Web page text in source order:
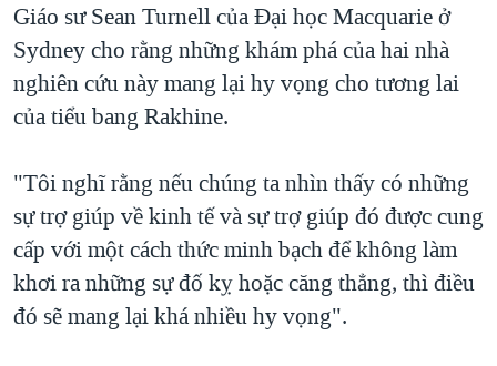
Giáo sư Sean Turnell của Đại học Macquarie ở
Sydney cho rằng những khám phá của hai nhà
nghiên cứu này mang lại hy vọng cho tương lai
của tiểu bang Rakhine.
"Tôi nghĩ rằng nếu chúng ta nhìn thấy có những
sự trợ giúp về kinh tế và sự trợ giúp đó được cung
cấp với một cách thức minh bạch để không làm
khơi ra những sự đố kỵ hoặc căng thẳng, thì điều
đó sẽ mang lại khá nhiều hy vọng".